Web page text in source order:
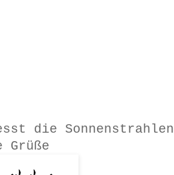
die Sonnenstrahlen
Grüße